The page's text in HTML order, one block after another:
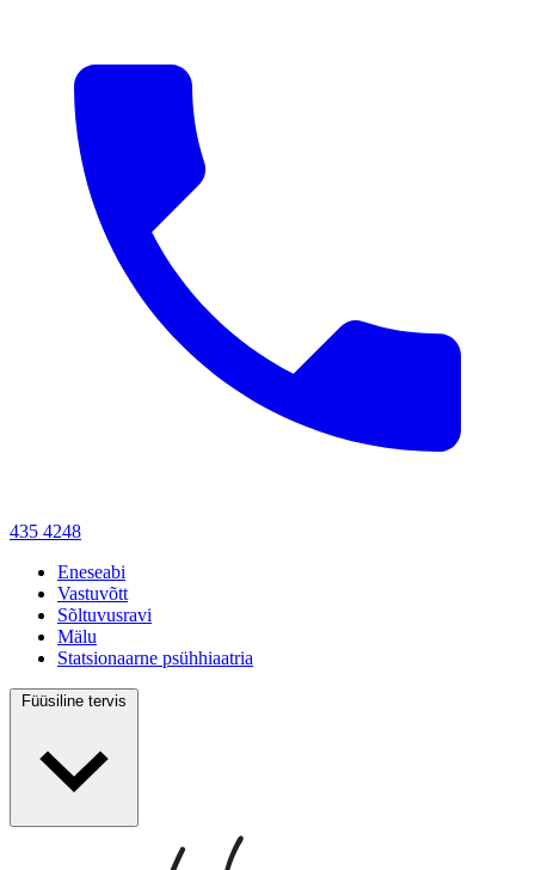
435 4248
Eneseabi
Vastuvõtt
Sõltuvusravi
Mälu
Statsionaarne psühhiaatria
Füüsiline tervis